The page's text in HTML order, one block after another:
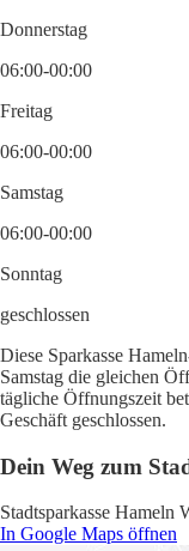
Donnerstag
06:00-00:00
Freitag
06:00-00:00
Samstag
06:00-00:00
Sonntag
geschlossen
Diese Sparkasse
Samstag die gleichen
tägliche Öffnungszeit
Geschäft geschlossen.
Dein Weg zum
Stadtsparkasse Hameln
In Google Maps öffnen